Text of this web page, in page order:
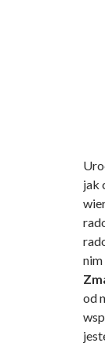
jak
nim
od